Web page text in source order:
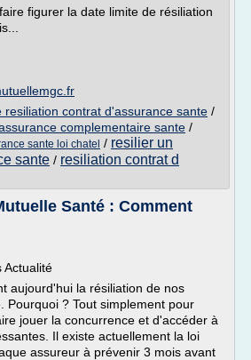
figurer la date limite de résiliation
resiliation contrat d'assurance sante /
complementaire sante /
sante loi chatel / resilier un
sante / resiliation contrat d
Santé : Comment
Actualité
aujourd'hui la résiliation de nos
Pourquoi ? Tout simplement pour
jouer la concurrence et d'accéder à
Il existe actuellement la loi
assureur à prévenir 3 mois avant